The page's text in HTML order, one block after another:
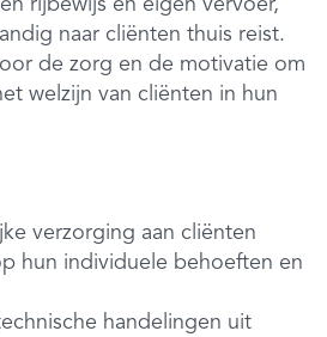
rijbewijs en eigen vervoer,
naar cliënten thuis reist.
de zorg en de motivatie om
welzijn van cliënten in hun
verzorging aan cliënten
hun individuele behoeften en
handelingen uit